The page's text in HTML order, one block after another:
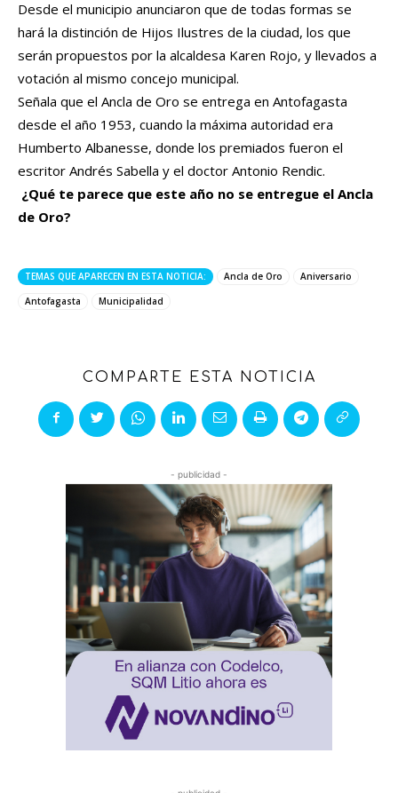
Desde el municipio anunciaron que de todas formas se
hará la distinción de Hijos Ilustres de la ciudad, los que
serán propuestos por la alcaldesa Karen Rojo, y llevados a
votación al mismo concejo municipal.
Señala que el Ancla de Oro se entrega en Antofagasta
desde el año 1953, cuando la máxima autoridad era
Humberto Albanesse, donde los premiados fueron el
escritor Andrés Sabella y el doctor Antonio Rendic.
¿Qué te parece que este año no se entregue el Ancla
de Oro?
TEMAS QUE APARECEN EN ESTA NOTICIA: Ancla de Oro
Aniversario
Antofagasta
Municipalidad
COMPARTE ESTA NOTICIA
- publicidad -